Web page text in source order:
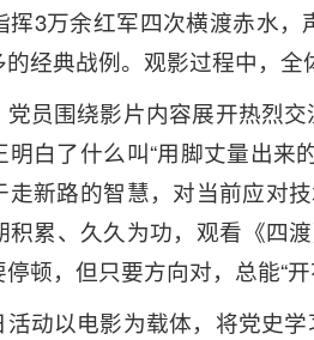
挥3万余红军四次横渡赤水
经典战例。观影过程中，全
员围绕影片内容展开热烈
白了什么叫“用脚丈量出来
新路的智慧，对当前应对
积累、久久为功，观看《四
顿，但只要方向对，总能“开
动以电影为载体，将党史